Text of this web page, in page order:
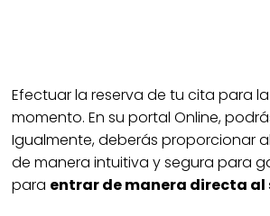
Efectuar la reserva de tu cita para
momento. En su portal Online,
Igualmente, deberás proporcionar
de manera intuitiva y segura para
para entrar de manera directa